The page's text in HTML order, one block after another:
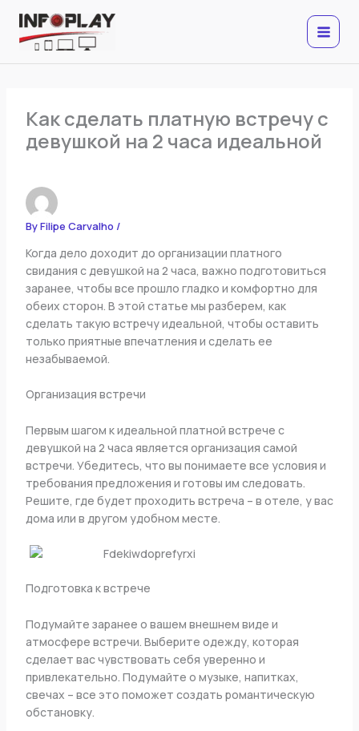
content
Как сделать платную встречу с
девушкой на 2 часа идеальной
ByFilipe Carvalho /
Когда дело доходит до организации платного
свидания с девушкой на 2 часа, важно подготовиться
заранее, чтобы все прошло гладко и комфортно для
обеих сторон. В этой статье мы разберем, как
сделать такую встречу идеальной, чтобы оставить
только приятные впечатления и сделать ее
незабываемой.
Организация встречи
Первым шагом к идеальной платной встрече с
девушкой на 2 часа является организация самой
встречи. Убедитесь, что вы понимаете все условия и
требования предложения и готовы им следовать.
Решите, где будет проходить встреча – в отеле, у вас
дома или в другом удобном месте.
Подготовка к встрече
Подумайте заранее о вашем внешнем виде и
атмосфере встречи. Выберите одежду, которая
сделает вас чувствовать себя уверенно и
привлекательно. Подумайте о музыке, напитках,
свечах – все это поможет создать романтическую
обстановку.